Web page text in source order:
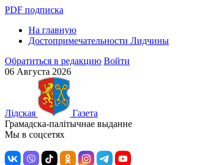
PDF подписка
На главную
Достопримечательности Лидчины
Обратиться в редакцию Войти
06 Августа 2026
Лiдская
Газета
Грамадска-палiтычнае выданне
Мы в соцсетях